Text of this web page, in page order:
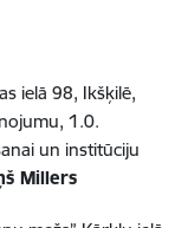
ielā 98, Ikšķilē,
1.0.
un institūciju
Millers